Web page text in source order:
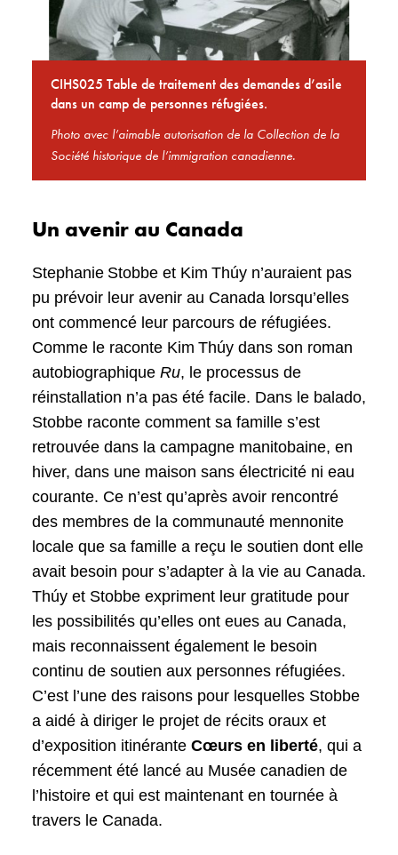
CIHS025 Table de traitement des demandes d’asile
dans un camp de personnes réfugiées.
Photo avec l’aimable autorisation de la Collection de la
Société historique de l’immigration canadienne.
Un avenir au Canada
Stephanie Stobbe et Kim Thúy n’auraient pas
pu prévoir leur avenir au Canada lorsqu’elles
ont commencé leur parcours de réfugiées.
Comme le raconte Kim Thúy dans son roman
autobiographique Ru, le processus de
réinstallation n’a pas été facile. Dans le balado,
Stobbe raconte comment sa famille s’est
retrouvée dans la campagne manitobaine, en
hiver, dans une maison sans électricité ni eau
courante. Ce n’est qu’après avoir rencontré
des membres de la communauté mennonite
locale que sa famille a reçu le soutien dont elle
avait besoin pour s’adapter à la vie au Canada.
Thúy et Stobbe expriment leur gratitude pour
les possibilités qu’elles ont eues au Canada,
mais reconnaissent également le besoin
continu de soutien aux personnes réfugiées.
C’est l’une des raisons pour lesquelles Stobbe
a aidé à diriger le projet de récits oraux et
d’exposition itinérante Cœurs en liberté, qui a
récemment été lancé au Musée canadien de
l’histoire et qui est maintenant en tournée à
travers le Canada.